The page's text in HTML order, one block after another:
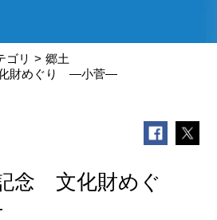
ゴリ
郷土
財めぐり ―小菅―
念 文化財めぐ